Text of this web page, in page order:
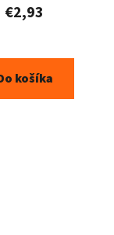
€2,93
košíka